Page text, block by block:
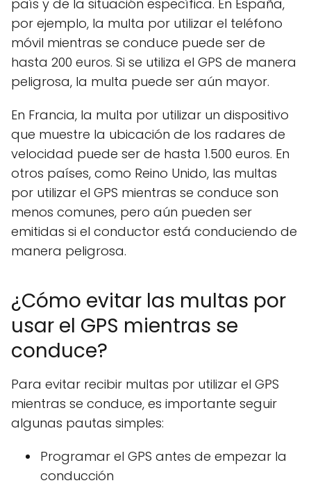
país y de la situación específica. En España,
por ejemplo, la multa por utilizar el teléfono
móvil mientras se conduce puede ser de
hasta 200 euros. Si se utiliza el GPS de manera
peligrosa, la multa puede ser aún mayor.
En Francia, la multa por utilizar un dispositivo
que muestre la ubicación de los radares de
velocidad puede ser de hasta 1.500 euros. En
otros países, como Reino Unido, las multas
por utilizar el GPS mientras se conduce son
menos comunes, pero aún pueden ser
emitidas si el conductor está conduciendo de
manera peligrosa.
¿Cómo evitar las multas por
usar el GPS mientras se
conduce?
Para evitar recibir multas por utilizar el GPS
mientras se conduce, es importante seguir
algunas pautas simples:
Programar el GPS antes de empezar la
conducción